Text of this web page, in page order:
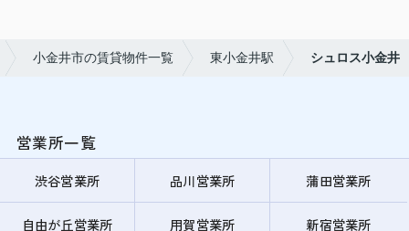
小金井市の賃貸物件一覧 東小金井駅 シュロス小金井
営業所一覧
渋谷営業所 品川営業所 蒲田営業所
自由が丘営業所 用賀営業所 新宿営業所